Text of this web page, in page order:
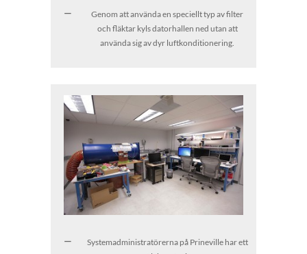
Genom att använda en speciellt typ av filter
och fläktar kyls datorhallen ned utan att
använda sig av dyr luftkonditionering.
Systemadministratörerna på Prineville har ett